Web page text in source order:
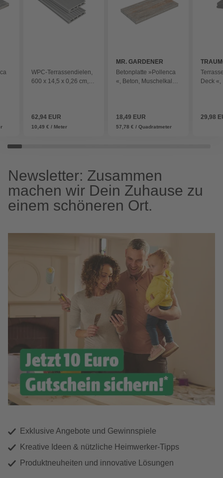
WPC-Terrassendielen,
600 x 14,5 x 0,26 cm,
62,94 EUR
10,49 € / Meter
MR. GARDENER
Betonplatte »Pollenca
«, Beton, Muschelkalk,
18,49 EUR
57,78 € / Quadratmeter
Deck «,
29,98
Newsletter: Zusammen
machen wir Dein Zuhause zu
einem schöneren Ort.
Exklusive Angebote und Gewinnspiele
Kreative Ideen & nützliche Heimwerker-Tipps
Produktneuheiten und innovative Lösungen